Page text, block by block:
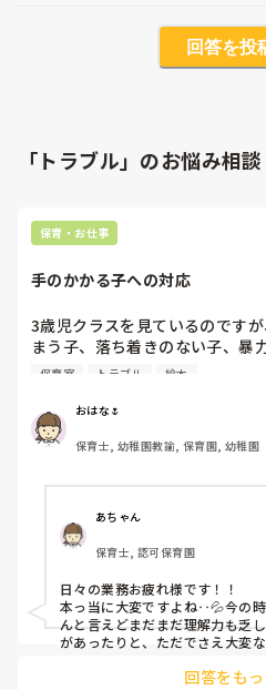
回答を投
「トラブル」のお悩み相談
保育・お仕事
手のかかる子への対応
3歳児クラスを見ているのです
まう子、落ち着きのない子、暴
幼い子等手のかかる子が7人ほ
お利口な子はそんな中でもしっ
っているのですが、手のかかる
担任(固定)＋補助の先生で20人
落ち着きのない子、悪いこと
したら良いですか？
裏では悪口を言われているのが
ぐにでも辞めたいくらいです。
保育室 トラブル 絵本
おはな🌷
保育士, 幼稚園教諭, 保育園, 幼稚園
あちゃん
保育士, 認可保育園
日々の業務お疲れ様です！！
本っ当に大変ですよね‥💦今の
んと言えどまだまだ理解力も乏
があったりと、ただでさえ大変
2人じゃ到底足りないですよね！
回答をも